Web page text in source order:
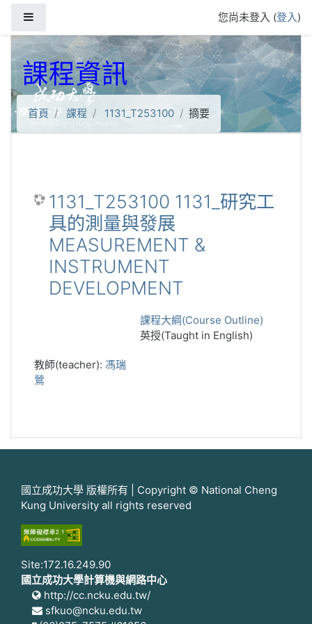
您尚未登入 (登入)
課程資訊
首頁 課程 1131_T253100 摘要
1131_T253100 1131_研究工
具的測量與發展
MEASUREMENT &
INSTRUMENT
DEVELOPMENT
課程大綱(Course Outline)
英授(Taught in English)
教師(teacher): 馮瑞
鶯
國立成功大學 版權所有 | Copyright © National Cheng
Kung University all rights reserved
Site:172.16.249.90
國立成功大學計算機與網路中心
http://cc.ncku.edu.tw/
sfkuo@ncku.edu.tw